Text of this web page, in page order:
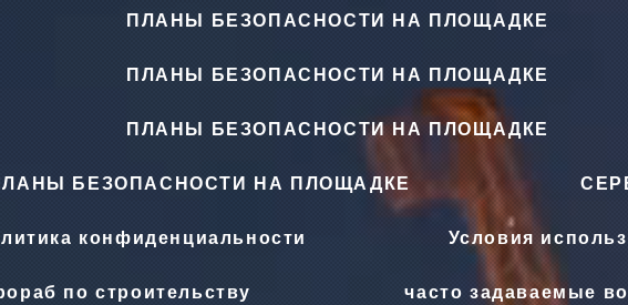
ПЛАНЫ БЕЗОПАСНОСТИ НА ПЛОЩАДКЕ
ПЛАНЫ БЕЗОПАСНОСТИ НА ПЛОЩАДКЕ
ПЛАНЫ БЕЗОПАСНОСТИ НА ПЛОЩАДКЕ
БЕЗОПАСНОСТИ НА ПЛОЩАДКЕ
конфиденциальности Условия
по строительству часто задаваемые